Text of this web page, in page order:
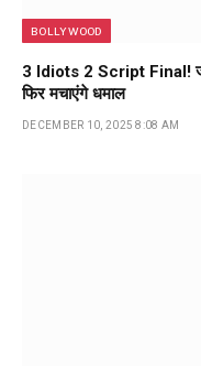
BOLLYWOOD
3 Idiots 2 Script Final!
फिर मचाएंगे धमाल
DECEMBER 10, 2025 8:08 AM